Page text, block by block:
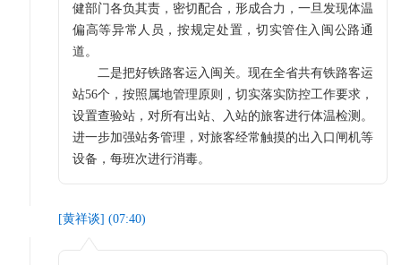
健部门各负其责，密切配合，形成合力，一旦发现体温
偏高等异常人员，按规定处置，切实管住入闽公路通
道。
二是把好铁路客运入闽关。现在全省共有铁路客运
站56个，按照属地管理原则，切实落实防控工作要求，
设置查验站，对所有出站、入站的旅客进行体温检测。
进一步加强站务管理，对旅客经常触摸的出入口闸机等
设备，每班次进行消毒。
[黄祥谈] (07:40)